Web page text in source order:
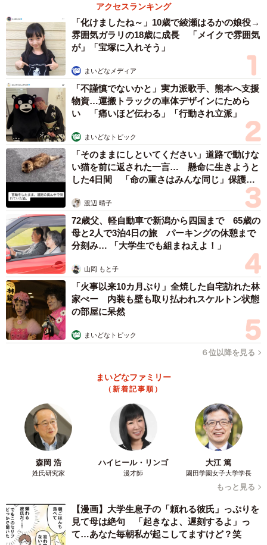
アクセスランキング
「化けましたね～」10歳で綾瀬はるかの娘役→
雰囲気ガラリの18歳に成長 「メイクで雰囲気
が」「宝塚に入れそう」
まいどなメディア
「不謹慎でないかと」実力派歌手、熊本へ支援
物資…運搬トラックの車体デザインにためら
い 「痛いほど伝わる」「行動され立派」
まいどなトピック
「そのままにしといてください」道路で動けな
い猫を前に返された一言… 懸命に生きようと
した4日間 「命の重さはみんな同じ」保護団
渡辺 晴子
72歳父、軽自動車で新潟から四国まで 65歳の
母と2人で3泊4日の旅 パーキングの休憩まで
分刻み… 「大学生でも組まねえよ！」
山岡 もと子
「火事以来10カ月ぶり」全焼した自宅訪れた林
家ぺー 内装も壁も取り払われスケルトン状態
の部屋に呆然
まいどなトピック
６位以降を見る
まいどなファミリー
（新着記事順）
森岡 浩
姓氏研究家
ハイヒール・リンゴ
漫才師
大江 篤
園田学園女子大学学長
もっと見る
【漫画】大学生息子の「頼れる彼氏」っぷりを
見て母は絶句 「起きなよ、遅刻するよ」っ
て…あなた毎朝私が起こしてますけど？笑